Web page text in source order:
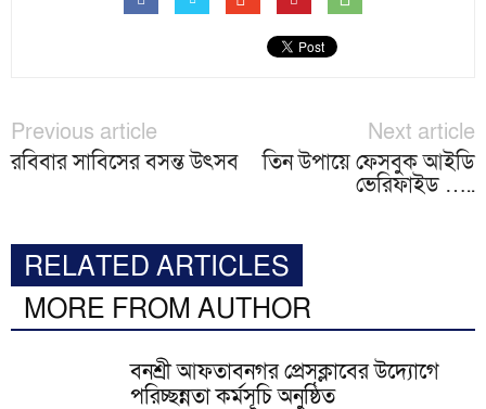
Previous article
রবিবার সাবিসের বসন্ত উৎসব
Next article
তিন উপায়ে ফেসবুক আইডি
ভেরিফাইড …..
RELATED ARTICLES
MORE FROM AUTHOR
বনশ্রী আফতাবনগর প্রেসক্লাবের উদ্যোগে
পরিচ্ছন্নতা কর্মসূচি অনুষ্ঠিত